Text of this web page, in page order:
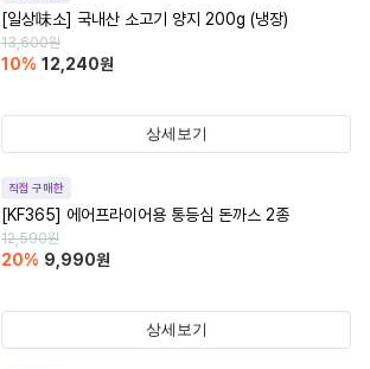
[일상味소] 국내산 소고기 양지 200g (냉장)
13,600원
10% 12,240원
상세보기
직접 구매한
[KF365] 에어프라이어용 통등심 돈까스 2종
12,590원
20% 9,990원
상세보기